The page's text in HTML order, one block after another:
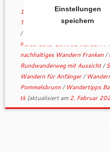
15. Mai 2025inAktuelles/
Tricks
verschlagwortet1000hmr
/
Hersbrucker Schweiz wandern /
nachhaltiges Wandern Franken/
Rundwanderweg mit Aussicht/
Wandern für Anfänger/
Pommelsbrunn/ Wandertipps
tk(aktualisiert am 2. Februar
Einstellungen
speichern